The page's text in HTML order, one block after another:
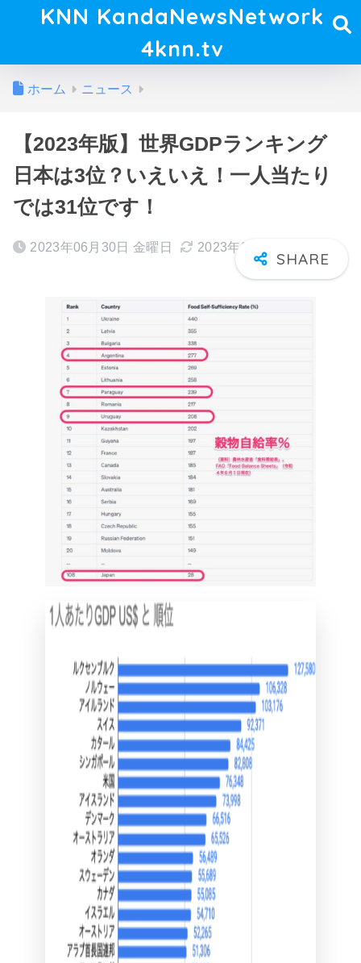
KNN KandaNewsNetwork
4knn.tv
ホーム ニュース
【2023年版】世界GDPランキング
日本は3位？いえいえ！一人当たり
では31位です！
2023年06月30日 金曜日 2023年08月14日 月曜日